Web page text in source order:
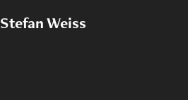
Stefan Weiss